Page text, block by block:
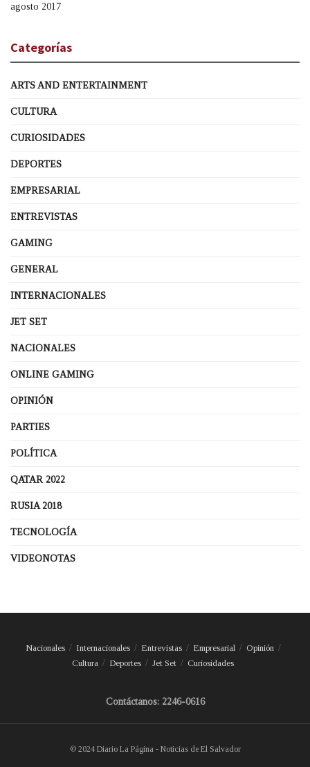
agosto 2017
Categorías
ARTS AND ENTERTAINMENT
CULTURA
CURIOSIDADES
DEPORTES
EMPRESARIAL
ENTREVISTAS
GAMING
GENERAL
INTERNACIONALES
JET SET
NACIONALES
ONLINE GAMING
OPINIÓN
PARTIES
POLÍTICA
QATAR 2022
RUSIA 2018
TECNOLOGÍA
VIDEONOTAS
Nacionales Internacionales Entrevistas Empresarial
Opinión
Cultura
Deportes Jet Set Curiosidades
Contáctanos: 2246-0616
© 2024 Diario La Página - Noticias de El Salvador